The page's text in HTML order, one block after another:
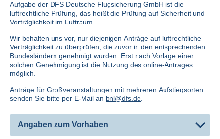
Aufgabe der DFS Deutsche Flugsicherung GmbH ist die
luftrechtliche Prüfung, das heißt die Prüfung auf Sicherheit und
Verträglichkeit im Luftraum.
Wir behalten uns vor, nur diejenigen Anträge auf luftrechtliche
Verträglichkeit zu überprüfen, die zuvor in den entsprechenden
Bundesländern genehmigt wurden. Erst nach Vorlage einer
solchen Genehmigung ist die Nutzung des online-Antrages
möglich.
Anträge für Großveranstaltungen mit mehreren Aufstiegsorten
senden Sie bitte per E-Mail an bnl@dfs.de.
Angaben zum Vorhaben